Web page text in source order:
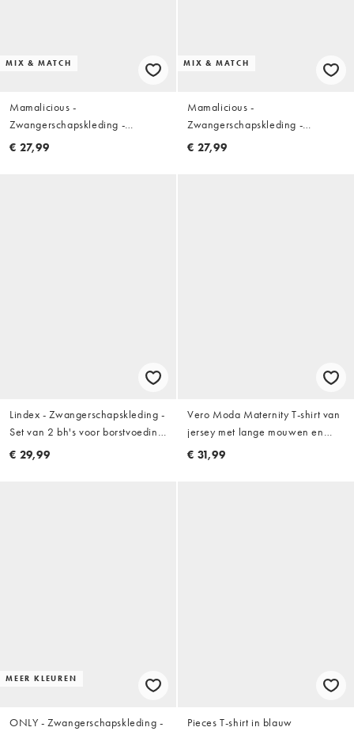
MIX & MATCH
Mamalicious -
Zwangerschapskleding -
Naadloos hemdje in beige, deel
€ 27,99
MIX & MATCH
Mamalicious -
Zwangerschapskleding -
Naadloos hemdje in kaki, deel
€ 27,99
Lindex - Zwangerschapskleding -
Set van 2 bh's voor borstvoeding
met overslag en ajourprint in wit
€ 29,99
Vero Moda Maternity T-shirt van
jersey met lange mouwen en
gerimpeld detail in
€ 31,99
MEER KLEUREN
ONLY - Zwangerschapskleding -
Pieces T-shirt in blauw